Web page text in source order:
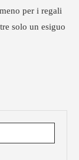
per i regali
solo un esiguo